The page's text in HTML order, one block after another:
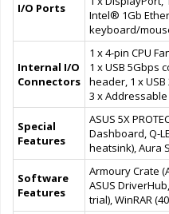
I/O Ports
Intel® 1Gb
keyboard/
Internal I/O
Connectors
1 x 4-pin CPU
1 x USB 5Gbps
header, 1 x
3 x
Special
Features
ASUS 5X
Dashboard, Q-
heatsink), Aura
Software
Features
Armoury Crate
ASUS
trial), WinRAR